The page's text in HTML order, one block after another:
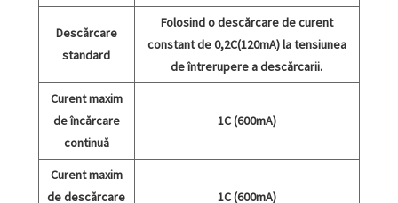
Descărcare
standard
Folosind o descărcare de curent
constant de 0,2C(120mA) la tensiunea
de întrerupere a descărcarii.
Curent maxim
de încărcare
continuă
1C (600mA)
Curent maxim
de descărcare
1C (600mA)